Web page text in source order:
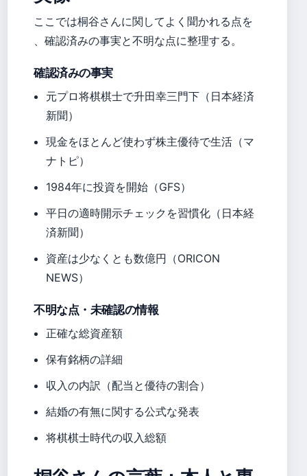
ここでは桐谷さんに関してよく聞かれる点を
、確認済みの事実と不明な点に整理する。
確認済みの事実
元プロ将棋棋士で升田幸三門下（日本経済
新聞）
現金をほとんど使わず株主優待で生活（マ
ナトピ）
1984年に投資を開始（GFS）
平日の適時開示チェックを習慣化（日本経
済新聞）
資産は少なくとも数億円（ORICON
NEWS）
不明な点・未確認の情報
正確な総資産額
保有銘柄の詳細
収入の内訳（配当と優待の割合）
結婚の有無に関する公式な発表
将棋棋士時代の収入総額